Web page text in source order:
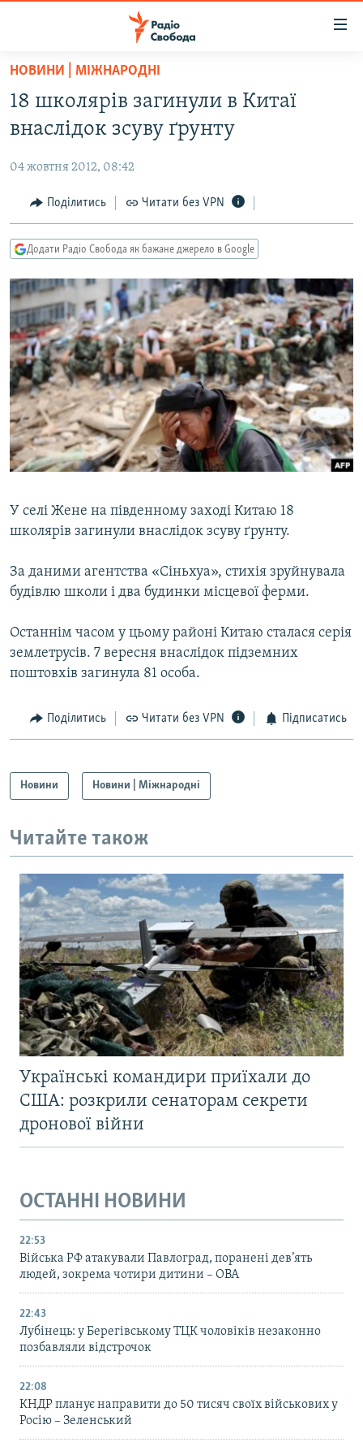
Перейти
основного
матеріалу
до
навігації
Перейти
до
ПОЛІТИКА
ЕКОНОМІКА
КУЛЬТУРА
СПОРТ
УКРАЇНА
СВІТ
ВІЙНА
РОСІЙСЬКА «ФІЛЬТРАЦІЯ»
КРИМ.РЕАЛІЇ
ТИ ЯК?
СХЕМИ
КИТАЙ.ВИКЛИКИ
МУЛЬТИМЕДІА
ФОТО
СПЕЦПРОЄКТИ
ПОДКАСТИ
КРИМ РЕАЛІЇ
РУС
КТАТ
ДОЛУЧАЙСЯ!
Усі сайти RFE/RL
НОВИНИ | МІЖНАРОДНІ
18 школярів загинули в Китаї
внаслідок зсуву ґрунту
04 жовтня 2012, 08:42
Поділитись Читати без VPN
Додати Радіо Свобода як бажане джерело в Google
У селі Жене на південному заході Китаю 18
школярів загинули внаслідок зсуву ґрунту.
За даними агентства «Сіньхуа», стихія зруйнувала
будівлю школи і два будинки місцевої ферми.
Останнім часом у цьому районі Китаю сталася серія
землетрусів. 7 вересня внаслідок підземних
поштовхів загинула 81 особа.
Поділитись Читати без VPN Підписатись
Новини Новини | Міжнародні
Читайте також
Українські командири приїхали до
США: розкрили сенаторам секрети
дронової війни
ОСТАННІ НОВИНИ
22:53
Війська РФ атакували Павлоград, поранені дев’ять
людей, зокрема чотири дитини – ОВА
22:43
Лубінець: у Берегівському ТЦК чоловіків незаконно
позбавляли відстрочок
22:08
КНДР планує направити до 50 тисяч своїх військових у
Росію – Зеленський